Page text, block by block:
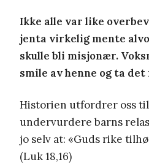
Ikke alle var like
jenta virkelig mente
skulle bli misjonær.
smile av henne og ta
Historien utfordrer oss
undervurdere barns
jo selv at: «Guds rike
(Luk 18,16)